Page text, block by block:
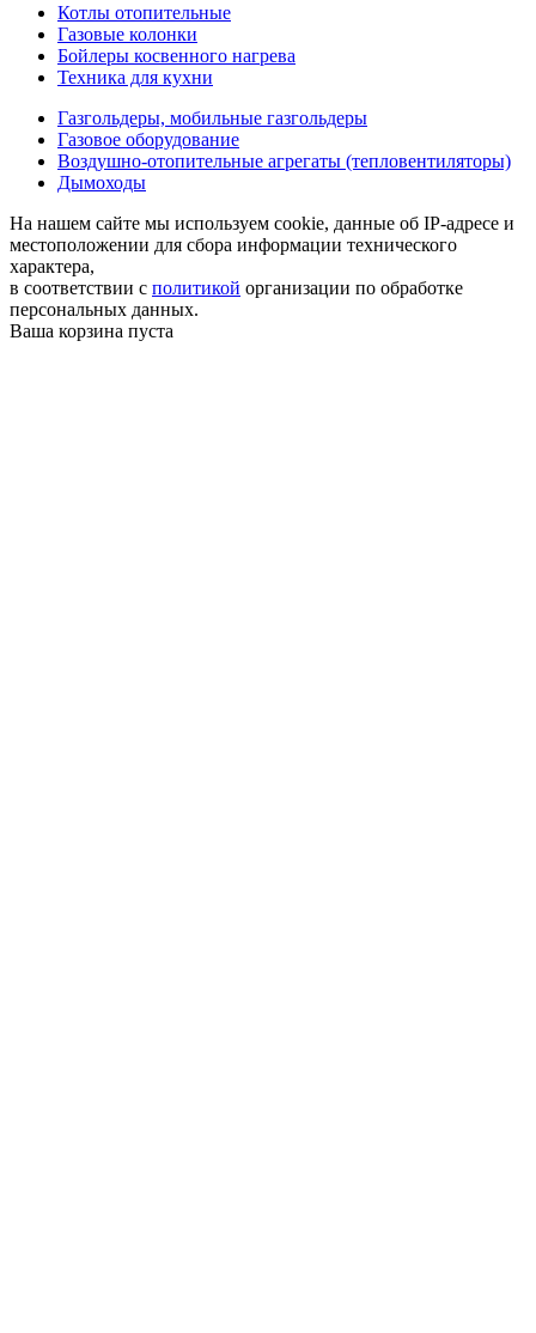
Котлы отопительные
Газовые колонки
Бойлеры косвенного нагрева
Техника для кухни
Газгольдеры, мобильные газгольдеры
Газовое оборудование
Воздушно-отопительные агрегаты (тепловентиляторы)
Дымоходы
На нашем сайте мы используем cookie, данные об IP-адресе и
местоположении для сбора информации технического
характера,
в соответствии с политикой организации по обработке
персональных данных.
Ваша корзина пуста